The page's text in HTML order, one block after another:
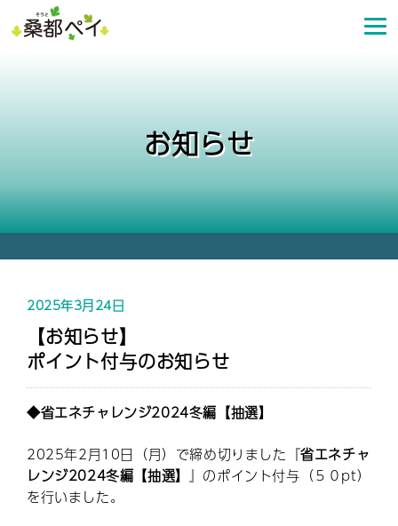
ン
プ
お知らせ
2025年3月24日
【お知らせ】
ポイント付与のお知らせ
◆省エネチャレンジ2024冬編 【抽選】
2025年2月10日（月）で締め切りました『省エネチャ
レンジ2024冬編【抽選】
』のポイント付与（５０pt）
を行いました。